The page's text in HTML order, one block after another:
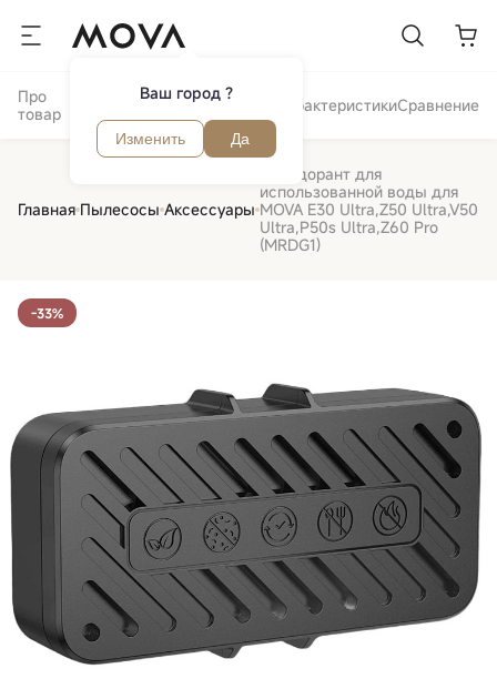
Ваш город ?
Изменить Да
Про
товар
Отзывы и
Обзор ХарактеристикиСравнение
Главная Пылесосы Аксессуары
Дезодорант для
использованной воды для
MOVA E30 Ultra,Z50 Ultra,V50
Ultra,P50s Ultra,Z60 Pro
(MRDG1)
-33%